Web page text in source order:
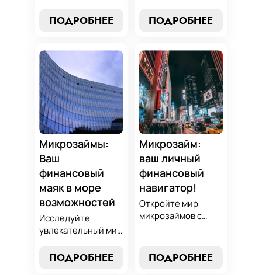
и узнайте, как
вариант,
разработать
стратегию
погашения и
обеспечить свою
финансовую
безопасность. Ваш
компас в мире
микрокредитов!
ПОДРОБНЕЕ
выбрать лучший
микрозайм,
стратегии
погашения и
обеспечить себе
финансовую
стабильность. Ваш
ключ к умным
финансам здесь!
ПОДРОБНЕЕ
Микрозаймы:
Ваш
финансовый
маяк в море
возможностей
Исследуйте
увлекательный мир
узнайте, как
ПОДРОБНЕЕ
Микрозайм:
ваш личный
финансовый
навигатор!
Откройте мир
микрозаймов с
лучшие стратегии
погашения и
ПОДРОБНЕЕ